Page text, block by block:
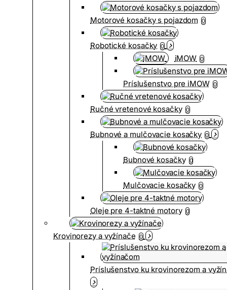
Motorové kosačky s pojazdom 0
Robotické kosačky 0
iMOW 0
Príslušenstvo pre iMOW 0
Ručné vretenové kosačky 0
Bubnové a mulčovacie kosačky 0
Bubnové kosačky 0
Mulčovacie kosačky 0
Oleje pre 4-taktné motory 0
Krovinorezy a vyžínače 0
Príslušenstvo ku krovinorezom a